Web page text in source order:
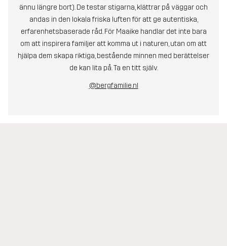
ännu längre bort). De testar stigarna, klättrar på väggar och
andas in den lokala friska luften för att ge autentiska,
erfarenhetsbaserade råd. För Maaike handlar det inte bara
om att inspirera familjer att komma ut i naturen, utan om att
hjälpa dem skapa riktiga, bestående minnen med berättelser
de kan lita på. Ta en titt själv.
@bergfamilie.nl